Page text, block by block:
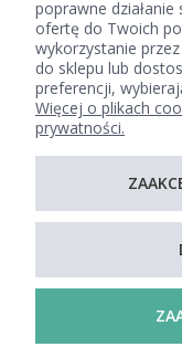
poprawne
ofertę do Twoich
wykorzystanie
do sklepu lub
preferencji,
Więcej o plikach
prywatności.